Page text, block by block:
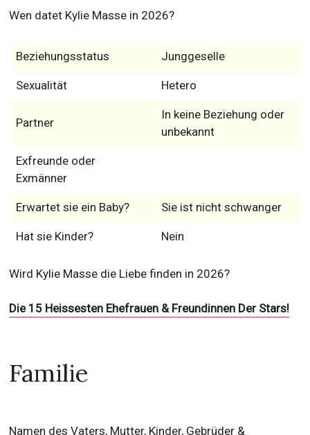
Wen datet Kylie Masse in 2026?
Beziehungsstatus Junggeselle
Sexualität Hetero
Partner
In keine Beziehung oder
unbekannt
Exfreunde oder
Exmänner
Erwartet sie ein Baby? Sie ist nicht schwanger
Hat sie Kinder? Nein
Wird Kylie Masse die Liebe finden in 2026?
Die 15 Heissesten Ehefrauen & Freundinnen Der Stars!
Familie
Namen des Vaters, Mutter, Kinder, Gebrüder &